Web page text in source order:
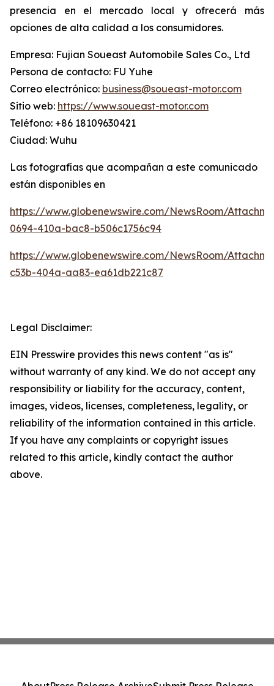
presencia en el mercado local y ofrecerá más
opciones de alta calidad a los consumidores.
Empresa: Fujian Soueast Automobile Sales Co., Ltd
Persona de contacto: FU Yuhe
Correo electrónico: business@soueast-motor.com
Sitio web: https://www.soueast-motor.com
Teléfono: +86 18109630421
Ciudad: Wuhu
Las fotografías que acompañan a este comunicado
están disponibles en
https://www.globenewswire.com/NewsRoom/
0694-410a-bac8-b506c1756c94
https://www.globenewswire.com/NewsRoom/
c53b-404a-aa83-ea61db221c87
Legal Disclaimer:
EIN Presswire provides this news content "as is"
without warranty of any kind. We do not accept any
responsibility or liability for the accuracy, content,
images, videos, licenses, completeness, legality, or
reliability of the information contained in this article.
If you have any complaints or copyright issues
related to this article, kindly contact the author
above.